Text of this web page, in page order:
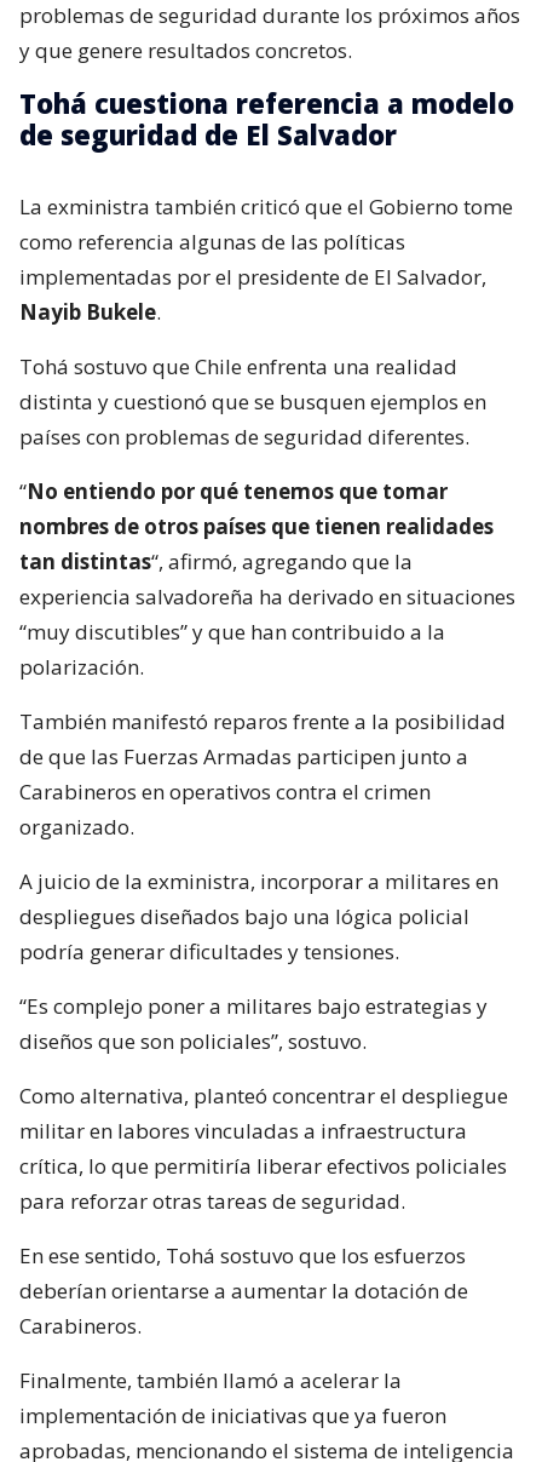
problemas de seguridad durante los próximos años
y que genere resultados concretos.
Tohá cuestiona referencia a modelo
de seguridad de El Salvador
La exministra también criticó que el Gobierno tome
como referencia algunas de las políticas
implementadas por el presidente de El Salvador,
Nayib Bukele.
Tohá sostuvo que Chile enfrenta una realidad
distinta y cuestionó que se busquen ejemplos en
países con problemas de seguridad diferentes.
“No entiendo por qué tenemos que tomar
nombres de otros países que tienen realidades
tan distintas“, afirmó, agregando que la
experiencia salvadoreña ha derivado en situaciones
“muy discutibles” y que han contribuido a la
polarización.
También manifestó reparos frente a la posibilidad
de que las Fuerzas Armadas participen junto a
Carabineros en operativos contra el crimen
organizado.
A juicio de la exministra, incorporar a militares en
despliegues diseñados bajo una lógica policial
podría generar dificultades y tensiones.
“Es complejo poner a militares bajo estrategias y
diseños que son policiales”, sostuvo.
Como alternativa, planteó concentrar el despliegue
militar en labores vinculadas a infraestructura
crítica, lo que permitiría liberar efectivos policiales
para reforzar otras tareas de seguridad.
En ese sentido, Tohá sostuvo que los esfuerzos
deberían orientarse a aumentar la dotación de
Carabineros.
Finalmente, también llamó a acelerar la
implementación de iniciativas que ya fueron
aprobadas, mencionando el sistema de inteligencia